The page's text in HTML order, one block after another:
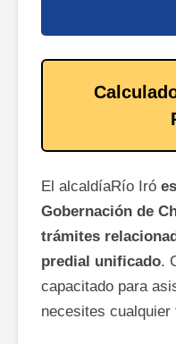
El alcaldíaRío Iró
Gobernación de
trámites
predial unificado.
capacitado para
necesites cualquier